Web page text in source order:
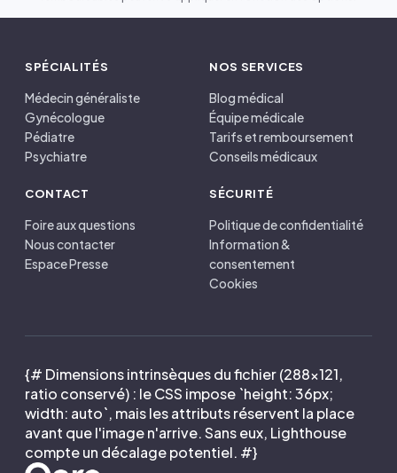
SPÉCIALITÉS
Médecin généraliste
Gynécologue
Pédiatre
Psychiatre
NOS SERVICES
Blog médical
Équipe médicale
Tarifs et remboursement
Conseils médicaux
CONTACT
Foire aux questions
Nous contacter
Espace Presse
SÉCURITÉ
Politique de confidentialité
Information &
consentement
Cookies
{# Dimensions intrinsèques du fichier (288×121,
ratio conservé) : le CSS impose `height: 36px;
width: auto`, mais les attributs réservent la place
avant que l'image n'arrive. Sans eux, Lighthouse
compte un décalage potentiel. #}